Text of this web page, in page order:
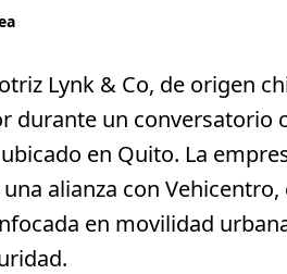
Lynk & Co, de origen
durante un conversatorio
ubicado en Quito. La
alianza con
en movilidad